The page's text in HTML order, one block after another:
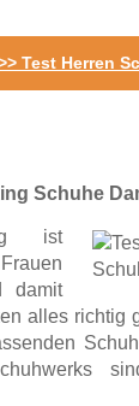
Test Herren
Schuhe
ist
damit
alles richtig